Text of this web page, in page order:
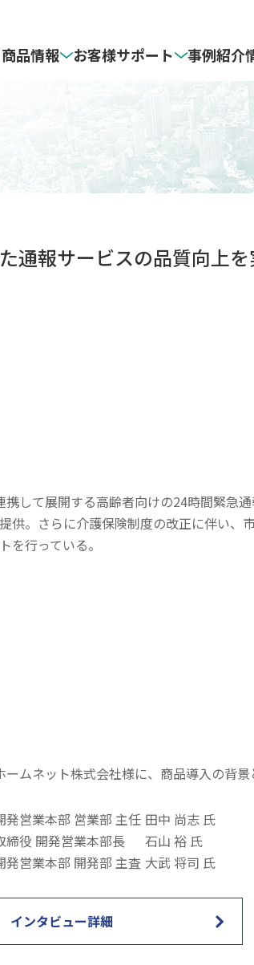
商品情報
3D地図データ
ZENRIN Maps API
カーナビソフト
お客様サポート
住宅地図の発行地区と価格表
サポート対象商品・
サポート終了予定日一覧
事例紹介
通報サービスの品質向上
して展開する高齢者向けの24時間緊急
供。さらに介護保険制度の改正に伴い、
行っている。
ームネット株式会社様に、商品導入の背
発営業本部 営業部 主任 田中 尚志 氏
締役 開発営業本部長
石山 裕 氏
発営業本部 開発部 主査 大武 将司 氏
インタビュー詳細